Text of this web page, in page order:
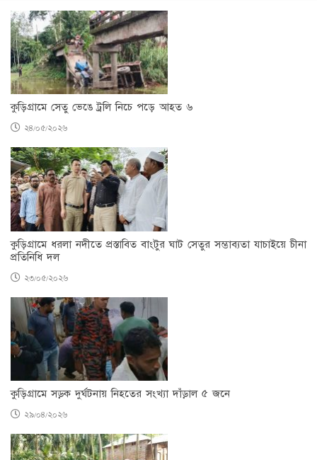
কুড়িগ্রামে সেতু ভেঙে ট্রলি নিচে পড়ে আহত ৬
২৪/০৫/২০২৬
কুড়িগ্রামে ধরলা নদীতে প্রস্তাবিত বাংটুর ঘাট সেতুর সম্ভাব্যতা যাচাইয়ে চীনা
প্রতিনিধি দল
২৩/০৫/২০২৬
কুড়িগ্রামে সড়ক দুর্ঘটনায় নিহতের সংখ্যা দাঁড়াল ৫ জনে
২৯/০৪/২০২৬